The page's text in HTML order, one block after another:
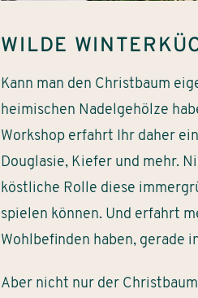
WILDE
Kann man den Christbaum
heimischen Nadelgehölze
Workshop erfahrt Ihr daher
Douglasie, Kiefer und mehr.
köstliche Rolle diese
spielen können. Und erfahrt
Wohlbefinden haben, gerade
Aber nicht nur der